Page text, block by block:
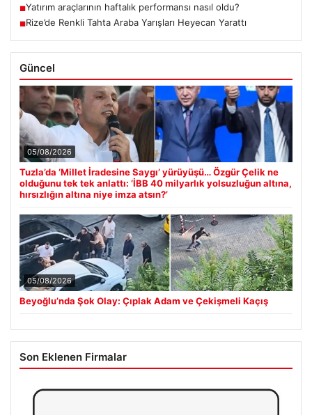
■Yatırım araçlarının haftalık performansı nasıl oldu?
■Rize’de Renkli Tahta Araba Yarışları Heyecan Yarattı
Güncel
05/08/2026
Tuzla’da ‘Millet İradesine Saygı’ yürüyüşü… Özgür Çelik ne
olduğunu tek tek anlattı: ‘İBB 40 milyarlık yolsuzluğun altına,
hırsızlığın altına niye imza atsın?’
05/08/2026
Beyoğlu’nda Şok Olay: Çıplak Adam ve Çekişmeli Kaçış
Son Eklenen Firmalar